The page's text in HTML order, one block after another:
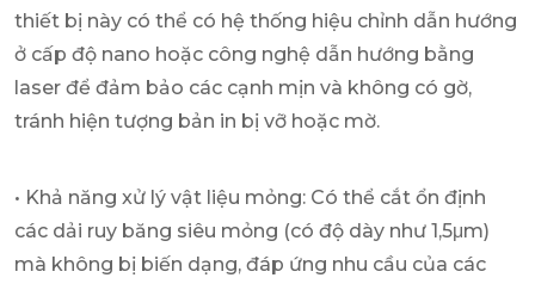
thiết bị này có thể có hệ thống hiệu chỉnh dẫn hướng
ở cấp độ nano hoặc công nghệ dẫn hướng bằng
laser để đảm bảo các cạnh mịn và không có gờ,
tránh hiện tượng bản in bị vỡ hoặc mờ.
• Khả năng xử lý vật liệu mỏng: Có thể cắt ổn định
các dải ruy băng siêu mỏng (có độ dày như 1,5μm)
mà không bị biến dạng, đáp ứng nhu cầu của các